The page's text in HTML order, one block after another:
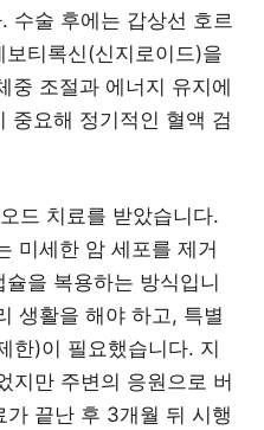
수술 후에는 갑상선 호르
티록신(신지로이드)을
중 조절과 에너지 유지에
중요해 정기적인 혈액 검
드 치료를 받았습니다.
미세한 암 세포를 제거
을 복용하는 방식입니
생활을 해야 하고, 특별
한)이 필요했습니다. 지
지만 주변의 응원으로 버
가 끝난 후 3개월 뒤 시행